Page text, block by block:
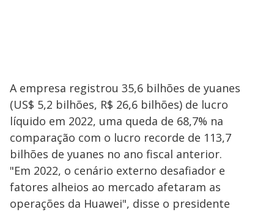
A empresa registrou 35,6 bilhões de yuanes
(US$ 5,2 bilhões, R$ 26,6 bilhões) de lucro
líquido em 2022, uma queda de 68,7% na
comparação com o lucro recorde de 113,7
bilhões de yuanes no ano fiscal anterior.
"Em 2022, o cenário externo desafiador e
fatores alheios ao mercado afetaram as
operações da Huawei", disse o presidente